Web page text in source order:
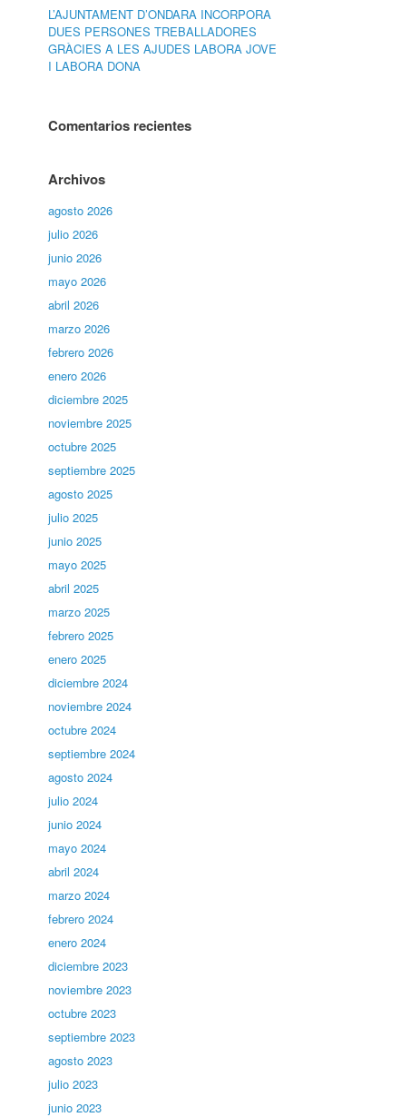
L’AJUNTAMENT D’ONDARA INCORPORA
DUES PERSONES TREBALLADORES
GRÀCIES A LES AJUDES LABORA JOVE
I LABORA DONA
Comentarios recientes
Archivos
agosto 2026
julio 2026
junio 2026
mayo 2026
abril 2026
marzo 2026
febrero 2026
enero 2026
diciembre 2025
noviembre 2025
octubre 2025
septiembre 2025
agosto 2025
julio 2025
junio 2025
mayo 2025
abril 2025
marzo 2025
febrero 2025
enero 2025
diciembre 2024
noviembre 2024
octubre 2024
septiembre 2024
agosto 2024
julio 2024
junio 2024
mayo 2024
abril 2024
marzo 2024
febrero 2024
enero 2024
diciembre 2023
noviembre 2023
octubre 2023
septiembre 2023
agosto 2023
julio 2023
junio 2023